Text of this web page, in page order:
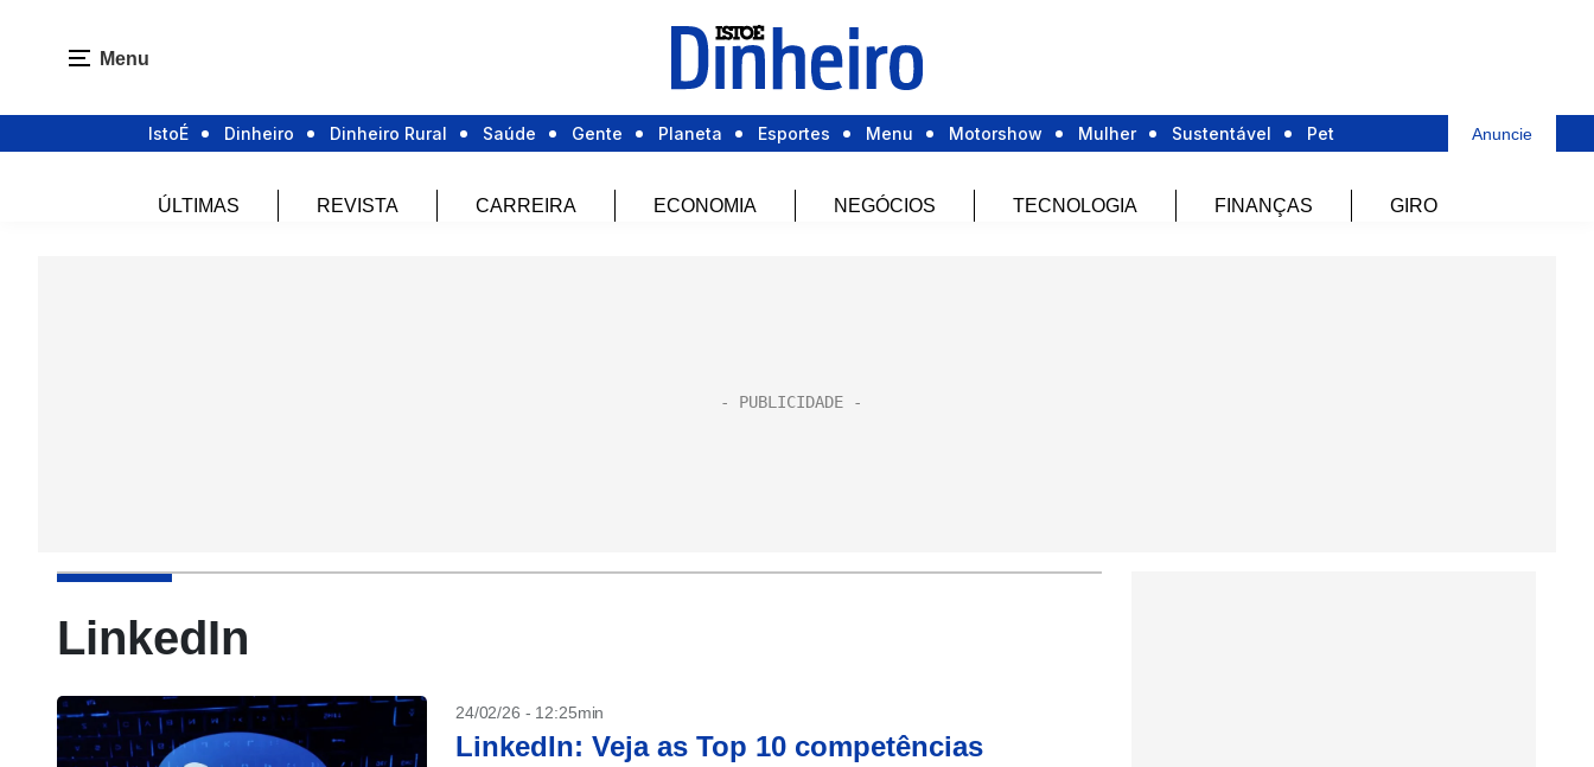
Menu
IstoÉ Dinheiro Dinheiro Rural Saúde Gente Planeta Esportes Menu Motorshow Mulher Sustentável Pet Anuncie
ÚLTIMAS REVISTA CARREIRA ECONOMIA NEGÓCIOS TECNOLOGIA FINANÇAS GIRO
LinkedIn
24/02/26 - 12:25min
LinkedIn: Veja as Top 10 competências